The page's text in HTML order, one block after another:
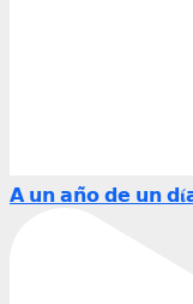
𝗔 𝘂𝗻 𝗮𝗻̃𝗼 𝗱𝗲 𝘂𝗻 𝗱𝛊́𝗮